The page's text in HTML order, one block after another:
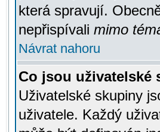
která spravují.
nepřispívali mimo
Návrat nahoru
Co jsou uživatelské
Uživatelské skupiny
uživatele. Každý